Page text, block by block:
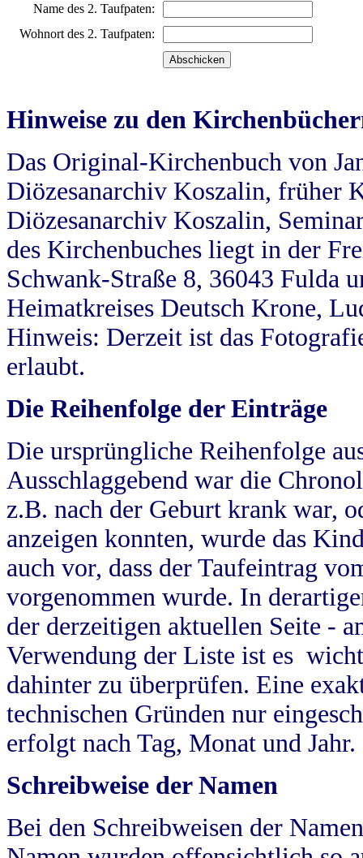
Name des 2. Taufpaten:
Wohnort des 2. Taufpaten:
Hinweise zu den
Das Original-Kirchenbuch von
Diözesanarchiv Koszalin, früher
Diözesanarchiv Koszalin,
des Kirchenbuches liegt in der
Schwank-Straße 8, 36043 Fulda
Heimatkreises Deutsch Krone,
Hinweis: Derzeit ist das
erlaubt.
Die Reihenfolge der Einträge
Die ursprüngliche Reihenfolge
Ausschlaggebend war die
z.B. nach der Geburt krank war,
anzeigen konnten, wurde das
auch vor, dass der Taufeintrag
vorgenommen wurde. In
der derzeitigen aktuellen Seite -
Verwendung der Liste ist es
dahinter zu überprüfen. Eine
technischen Gründen nur
erfolgt nach Tag, Monat und Jahr.
Schreibweise der Namen
Bei den Schreibweisen der